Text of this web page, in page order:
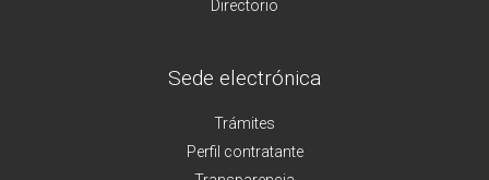
Directorio
Sede electrónica
Trámites
Perfil contratante